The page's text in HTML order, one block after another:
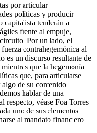
por articular
políticas y producir
capitalista tenderán a
frente al empuje,
Por un lado, el
contrahegemónica al
es un discurso resultante de
que la hegemonía
que, para articularse
algo de su contenido
hablar de una
respecto, véase Foa Torres
uno de sus elementos
al mandato financiero